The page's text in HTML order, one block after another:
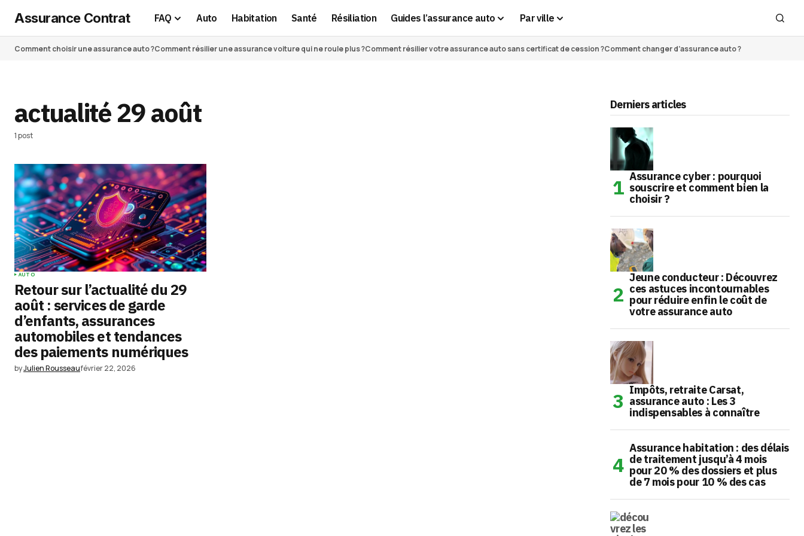
Assurance Contrat FAQ Auto Habitation Santé Résiliation Guides l’assurance auto Par ville
Comment choisir une assurance auto ?Comment résilier une assurance voiture qui ne roule plus ?Comment résilier votre assurance auto sans certificat de cession ?Comment changer d’assurance auto ?
actualité 29 août
1 post
AUTO
Retour sur l’actualité du 29
août : services de garde
d’enfants, assurances
automobiles et tendances
des paiements numériques
byJulien Rousseaufévrier 22, 2026
Derniers articles
Assurance cyber : pourquoi
souscrire et comment bien la
choisir ?
Jeune conducteur : Découvrez
ces astuces incontournables
pour réduire enfin le coût de
votre assurance auto
Impôts, retraite Carsat,
assurance auto : Les 3
indispensables à connaître
Assurance habitation : des délais
de traitement jusqu’à 4 mois
pour 20 % des dossiers et plus
de 7 mois pour 10 % des cas